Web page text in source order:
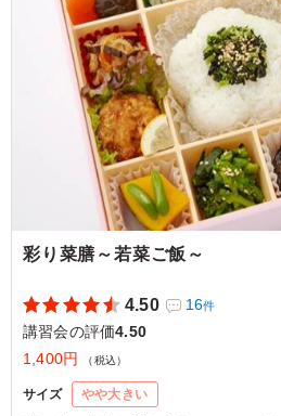
大阪府大阪市阿倍野区旭町2026/02/10
彩り菜膳～若菜ご飯～
4.50 16件
講習会の評価4.50
1,400円
（税込）
サイズ やや大きい